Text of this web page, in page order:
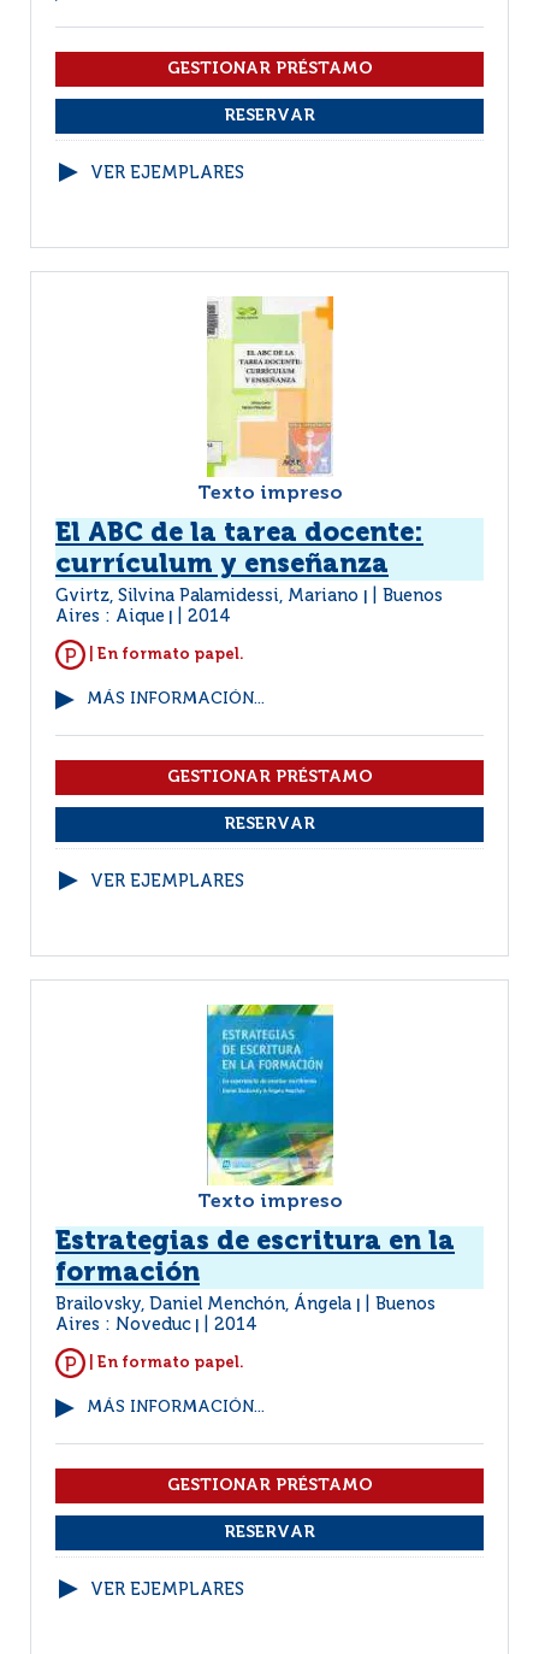
VER EJEMPLARES
Texto impreso
El ABC de la tarea docente:
currículum y enseñanza
Gvirtz, Silvina Palamidessi, Mariano
Buenos
Aires : Aique
2014
| En formato papel.
MÁS INFORMACIÓN...
VER EJEMPLARES
Texto impreso
Estrategias de escritura en la
formación
Brailovsky, Daniel Menchón, Ángela
Buenos
Aires : Noveduc
2014
| En formato papel.
MÁS INFORMACIÓN...
VER EJEMPLARES